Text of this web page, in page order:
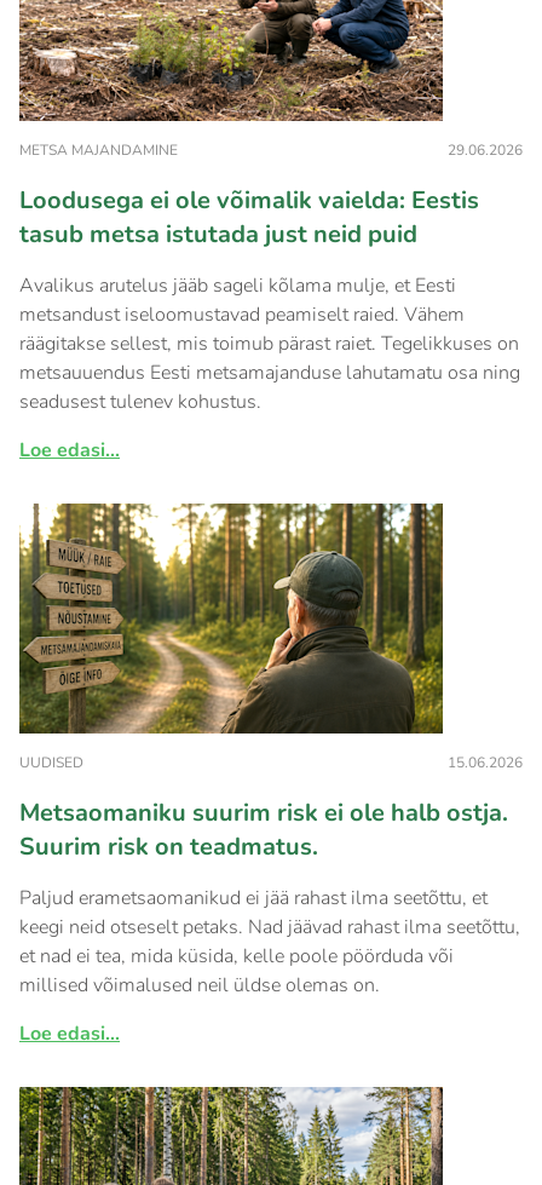
METSA MAJANDAMINE 29.06.2026
Loodusega ei ole võimalik vaielda: Eestis
tasub metsa istutada just neid puid
Avalikus arutelus jääb sageli kõlama mulje, et Eesti
metsandust iseloomustavad peamiselt raied. Vähem
räägitakse sellest, mis toimub pärast raiet. Tegelikkuses on
metsauuendus Eesti metsamajanduse lahutamatu osa ning
seadusest tulenev kohustus.
Loe edasi...
UUDISED 15.06.2026
Metsaomaniku suurim risk ei ole halb ostja.
Suurim risk on teadmatus.
Paljud erametsaomanikud ei jää rahast ilma seetõttu, et
keegi neid otseselt petaks. Nad jäävad rahast ilma seetõttu,
et nad ei tea, mida küsida, kelle poole pöörduda või
millised võimalused neil üldse olemas on.
Loe edasi...